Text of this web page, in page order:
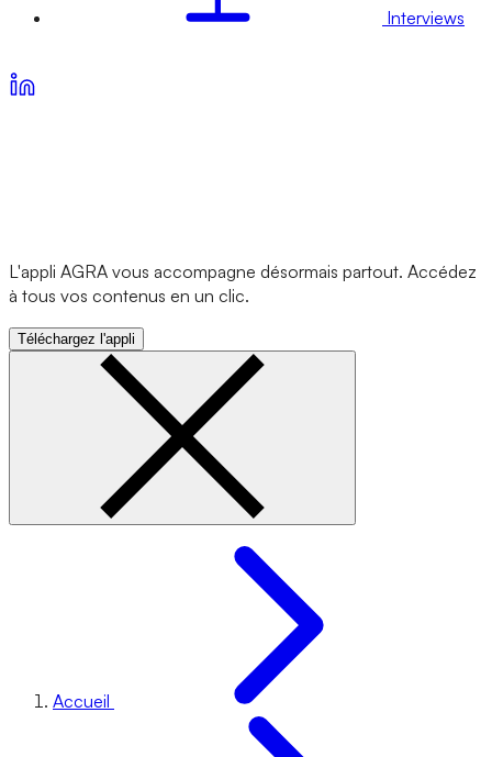
Interviews
L'appli AGRA vous accompagne désormais partout. Accédez
à tous vos contenus en un clic.
Téléchargez l'appli
Accueil